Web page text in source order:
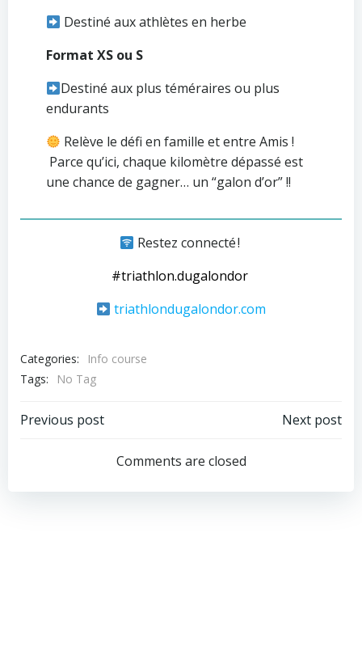
Destiné aux athlètes en herbe
Format XS ou S
Destiné aux plus téméraires ou plus
endurants
Relève le défi en famille et entre Amis !
Parce qu’ici, chaque kilomètre dépassé est
une chance de gagner… un “galon d’or” !!
Restez connecté !
#triathlon.dugalondor
triathlondugalondor.com
Categories:
Info course
Tags:
No Tag
Previous post Next post
Comments are closed